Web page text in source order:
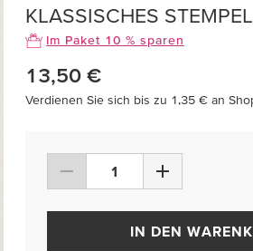
KLASSISCHES
Im Paket 10 % sparen
13,50 €
Verdienen Sie sich bis zu 1,35 € an
IN DEN